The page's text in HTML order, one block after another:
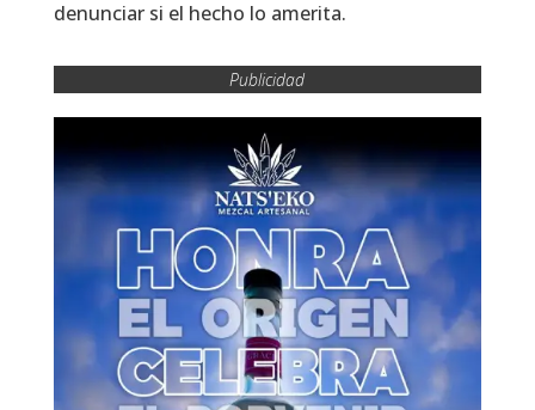
denunciar si el hecho lo amerita.
Publicidad